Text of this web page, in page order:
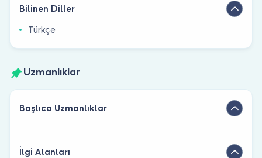
Bilinen Diller
Türkçe
Uzmanlıklar
Başlıca Uzmanlıklar
İlgi Alanları